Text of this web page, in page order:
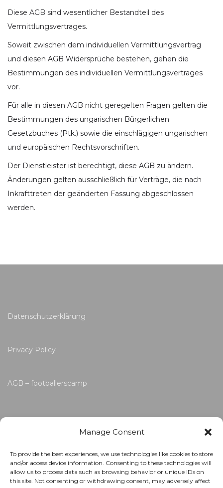
Manage Consent
To provide the best experiences, we use technologies like cookies to store
and/or access device information. Consenting to these technologies will
allow us to process data such as browsing behavior or unique IDs on
this site. Not consenting or withdrawing consent, may adversely affect
Diese AGB sind wesentlicher Bestandteil des
Vermittlungsvertrages.
Soweit zwischen dem individuellen Vermittlungsvertrag
und diesen AGB Widersprüche bestehen, gehen die
Bestimmungen des individuellen Vermittlungsvertrages
vor.
Für alle in diesen AGB nicht geregelten Fragen gelten die
Bestimmungen des ungarischen Bürgerlichen
Gesetzbuches (Ptk.) sowie die einschlägigen ungarischen
und europäischen Rechtsvorschriften.
Der Dienstleister ist berechtigt, diese AGB zu ändern.
Änderungen gelten ausschließlich für Verträge, die nach
Inkrafttreten der geänderten Fassung abgeschlossen
werden.
Datenschutzerklärung
Privacy Policy
AGB – footballerscamp